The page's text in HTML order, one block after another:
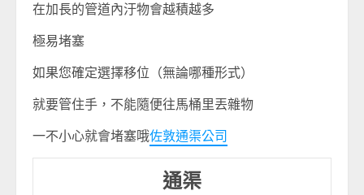
在加長的管道內汙物會越積越多
極易堵塞
如果您確定選擇移位（無論哪種形式）
就要管住手，不能隨便往馬桶里丟雜物
一不小心就會堵塞哦佐敦通渠公司
通渠